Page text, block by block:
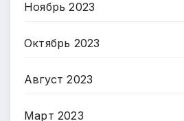
Ноябрь 2023
Октябрь 2023
Август 2023
Март 2023